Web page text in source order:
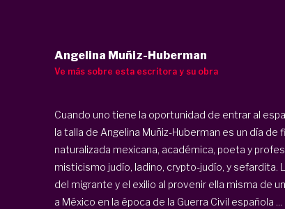
Angelina Muñiz-Huberman
Ve más sobre esta escritora y su obra
Cuando uno tiene la oportunidad de entrar al
la talla de Angelina Muñiz-Huberman es un día
naturalizada mexicana, académica, poeta y
misticismo judío, ladino, crypto-judío, y
del migrante y el exilio al provenir ella misma de
a México en la época de la Guerra Civil española ...